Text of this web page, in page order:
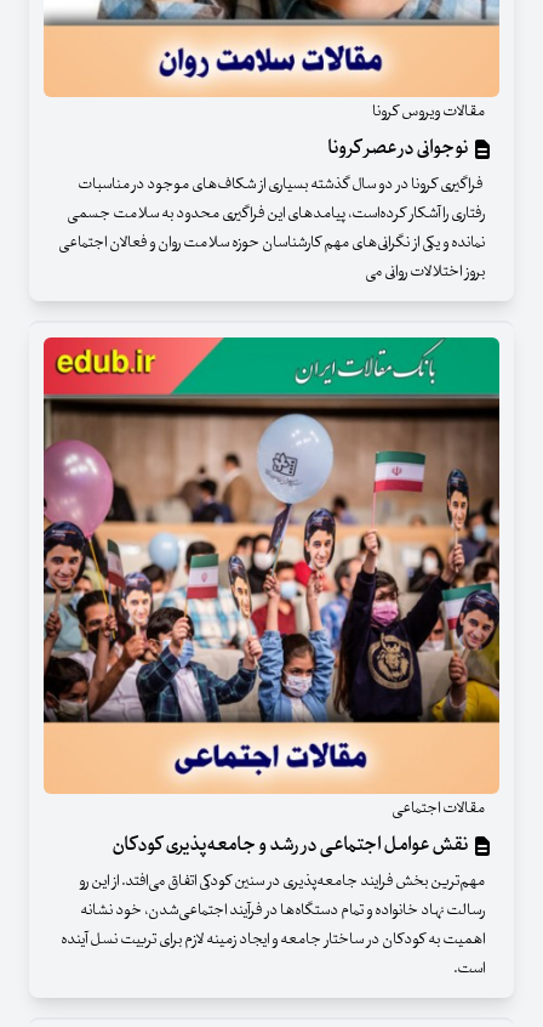
مقالات ویروس کرونا
نوجوانی در عصر کرونا
فراگیری کرونا در دو سال گذشته بسیاری از شکاف‌های موجود در مناسبات
رفتاری را آشکار کرده‌است، پیامدهای این فراگیری محدود به سلامت جسمی
نمانده و یکی از نگرانی‌های مهم کارشناسان حوزه سلامت روان و فعالان اجتماعی
بروز اختلالات روانی می
مقالات اجتماعی
نقش عوامل اجتماعی در رشد و جامعه‌پذیری کودکان
مهم‌ترین بخش فرایند جامعه‌پذیری در سنین کودکی اتفاق می‌افتد. از این رو
رسالت نهاد خانواده و تمام دستگاه‌ها در فرآیند اجتماعی‌شدن، خود نشانه
اهمیت به کودکان در ساختار جامعه و ایجاد زمینه لازم برای تربیت نسل آینده
است.